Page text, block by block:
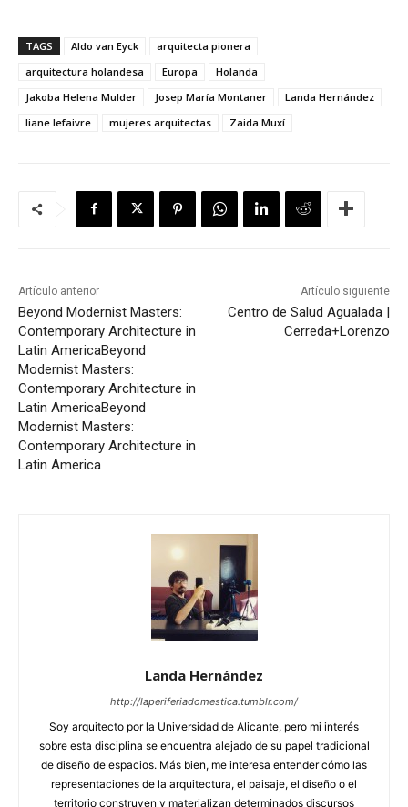
TAGS Aldo van Eyck
arquitecta pionera
arquitectura holandesa
Europa
Holanda
Jakoba Helena Mulder
Josep María Montaner
Landa Hernández
liane lefaivre
mujeres arquitectas Zaida Muxí
Artículo anterior
Beyond Modernist Masters:
Contemporary Architecture in
Latin AmericaBeyond
Modernist Masters:
Contemporary Architecture in
Latin AmericaBeyond
Modernist Masters:
Contemporary Architecture in
Latin America
Artículo siguiente
Centro de Salud Agualada |
Cerreda+Lorenzo
Landa Hernández
http://laperiferiadomestica.tumblr.com/
Soy arquitecto por la Universidad de Alicante, pero mi interés
sobre esta disciplina se encuentra alejado de su papel tradicional
de diseño de espacios. Más bien, me interesa entender cómo las
representaciones de la arquitectura, el paisaje, el diseño o el
territorio construyen y materializan determinados discursos